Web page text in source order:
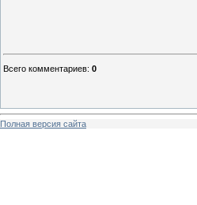
Всего комментариев: 0
Полная версия сайта